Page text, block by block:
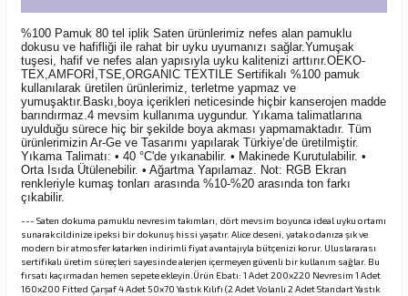
%100 Pamuk 80 tel iplik Saten ürünlerimiz nefes alan pamuklu
dokusu ve hafifliği ile rahat bir uyku uyumanızı sağlar.Yumuşak
tuşesi, hafif ve nefes alan yapısıyla uyku kalitenizi arttırır.OEKO-
TEX,AMFORİ,TSE,ORGANIC TEXTILE Sertifikalı %100 pamuk
kullanılarak üretilen ürünlerimiz, terletme yapmaz ve
yumuşaktır.Baskı,boya içerikleri neticesinde hiçbir kanserojen madde
barındırmaz.4 mevsim kullanıma uygundur. Yıkama talimatlarına
uyulduğu sürece hiç bir şekilde boya akması yapmamaktadır. Tüm
ürünlerimizin Ar-Ge ve Tasarımı yapılarak Türkiye’de üretilmiştir.
Yıkama Talimatı: • 40 °C'de yıkanabilir. • Makinede Kurutulabilir. •
Orta Isıda Ütülenebilir. • Ağartma Yapılamaz. Not: RGB Ekran
renkleriyle kumaş tonları arasında %10-%20 arasında ton farkı
çıkabilir.
--- Saten dokuma pamuklu nevresim takımları, dört mevsim boyunca ideal uyku ortamı
sunarak cildinize ipeksi bir dokunuş hissi yaşatır. Alice deseni, yatak odanıza şık ve
modern bir atmosfer katarken indirimli fiyat avantajıyla bütçenizi korur. Uluslararası
sertifikalı üretim süreçleri sayesinde alerjen içermeyen güvenli bir kullanım sağlar. Bu
fırsatı kaçırmadan hemen sepete ekleyin.Ürün Ebatı: 1 Adet 200x220 Nevresim 1 Adet
160x200 Fitted Çarşaf 4 Adet 50x70 Yastık Kılıfı (2 Adet Volanlı 2 Adet Standart Yastık